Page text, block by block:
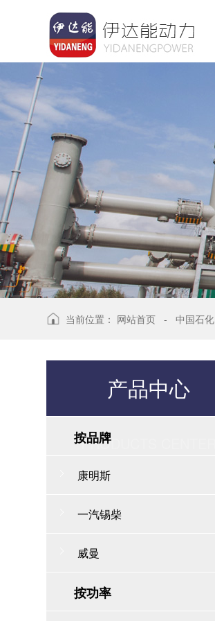
当前位置： 网站首页 -中国石化
产品中心
PRODUCTS CENTER
按品牌
康明斯
一汽锡柴
威曼
按功率